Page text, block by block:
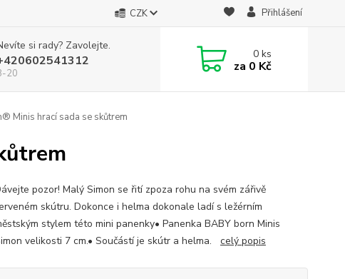
CZK Přihlášení
si rady? Zavolejte.
20
0ks
za 0 Kč
Minis hrací sada se skůtrem
pozor! Malý Simon se řití zpoza rohu na svém zářivě
skútru. Dokonce i helma dokonale ladí s ležérním
stylem této mini panenky• Panenka BABY born Minis
velikosti 7 cm.• Součástí je skútr a helma. celý popis